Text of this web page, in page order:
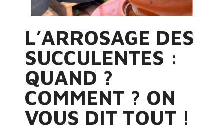
L’ARROSAGE DES
SUCCULENTES :
QUAND ?
COMMENT ? ON
VOUS DIT TOUT !